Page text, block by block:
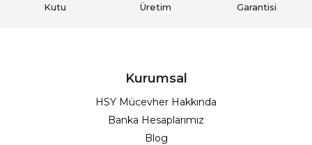
Kutu
Üretim
Garantisi
Kurumsal
HSY Mücevher Hakkında
Banka Hesaplarımız
Blog